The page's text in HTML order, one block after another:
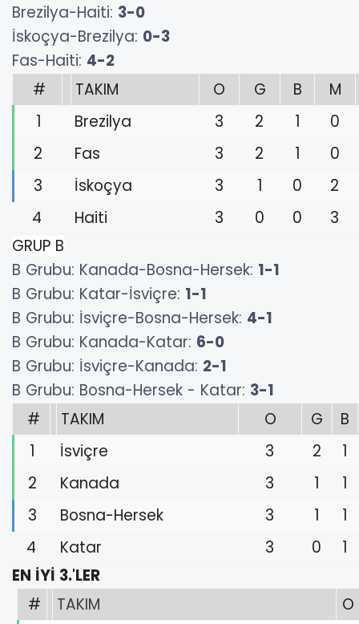
Brezilya-Haiti: 3-0
İskoçya-Brezilya: 0-3
Fas-Haiti: 4-2
#
TAKIM O G B
M
1
Brezilya 3 2 1
0
2
Fas 3 2 1
0
3
İskoçya 3 1 0
2
4
Haiti 3 0 0
3
GRUP B
B Grubu: Kanada-Bosna-Hersek: 1-1
B Grubu: Katar-İsviçre: 1-1
B Grubu: İsviçre-Bosna-Hersek: 4-1
B Grubu: Kanada-Katar: 6-0
B Grubu: İsviçre-Kanada: 2-1
B Grubu: Bosna-Hersek - Katar: 3-1
#
TAKIM O G
B
1
İsviçre 3 2
1
2
Kanada 3 1
1
3
Bosna-Hersek 3 1
1
4
Katar 3 0
1
EN İYİ 3.'LER
#
TAKIM
O